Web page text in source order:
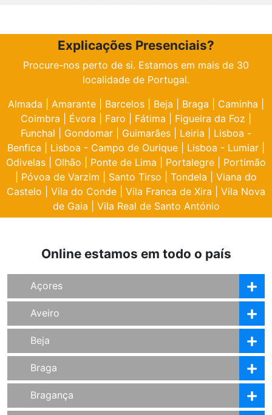
Explicações Presenciais?
Procure-nos perto de si. Estamos em mais de 30
localidade de Portugal.
Almada
Amarante Barcelos Beja Braga Caminha
Coimbra
Évora Faro Fátima Figueira da Foz
Funchal
Gondomar Guimarães Leiria
Lisboa -
Benfica
Lisboa - Campo de Ourique Lisboa - Lumiar
Odivelas
Olhão Ponte de Lima Portalegre
Portimão
Póvoa de Varzim Santo Tirso Tondela
Viana do
Castelo
Vila do Conde Vila Franca de Xira
Vila Nova
de Gaia
Vila Real de Santo António
Online estamos em todo o país
Açores
Aveiro
Beja
Braga
Bragança